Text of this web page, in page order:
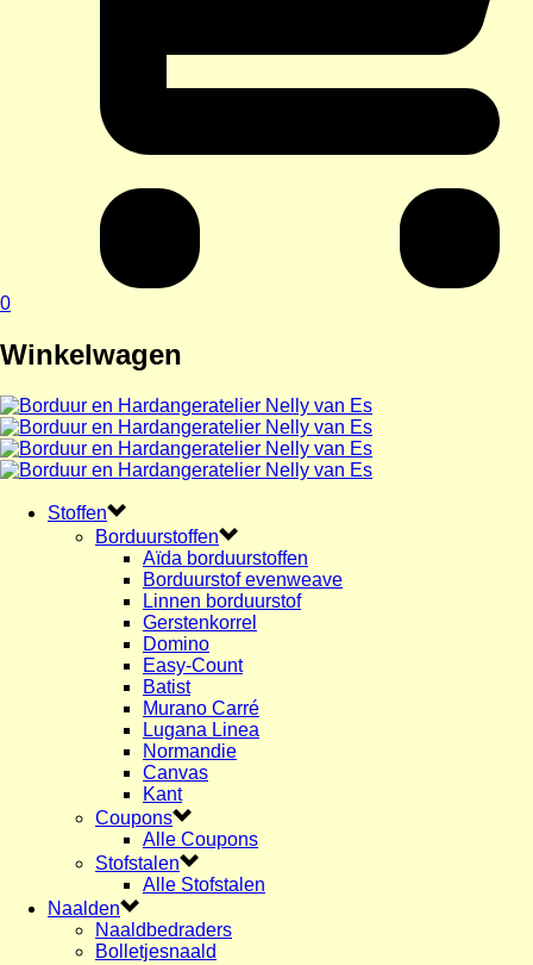
0
Winkelwagen
Stoffen
Borduurstoffen
Aïda borduurstoffen
Borduurstof evenweave
Linnen borduurstof
Gerstenkorrel
Domino
Easy-Count
Batist
Murano Carré
Lugana Linea
Normandie
Canvas
Kant
Coupons
Alle Coupons
Stofstalen
Alle Stofstalen
Naalden
Naaldbedraders
Bolletjesnaald